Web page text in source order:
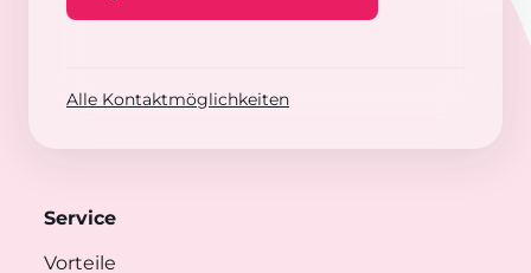
Alle Kontaktmöglichkeiten
Service
Vorteile